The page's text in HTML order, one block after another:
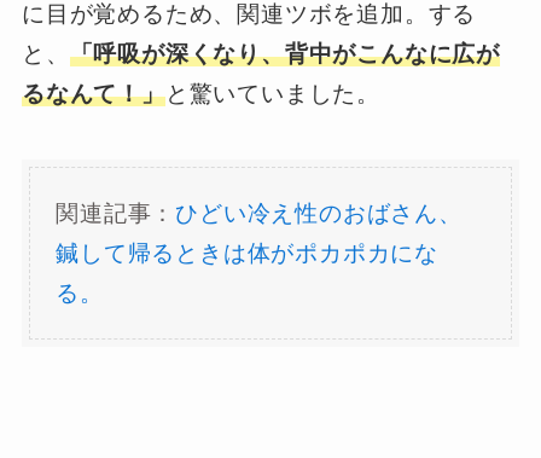
に目が覚めるため、関連ツボを追加。する
と、 「呼吸が深くなり、背中がこんなに広が
るなんて！」と驚いていました。
関連記事： ひどい冷え性のおばさん、
鍼して帰るときは体がポカポカにな
る。